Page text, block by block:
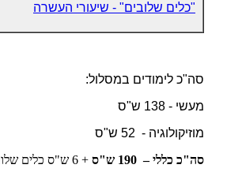
"כלים שלובים" - שיעורי העשרה
סה"כ לימודים במסלול:
מעשי - 138 ש"ס
מוזיקולוגיה - 52 ש"ס
סה"כ כללי – 190 ש"ס
+ 6 ש"ס כלים שלובים